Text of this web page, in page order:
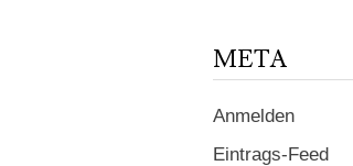
META
Anmelden
Eintrags-Feed